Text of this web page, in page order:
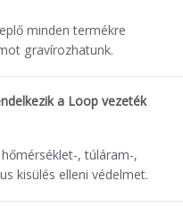
minden termékre
gravírozhatunk.
a Loop vezeték
, túláram-,
kisülés elleni védelmet.